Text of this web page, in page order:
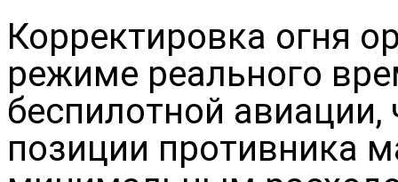
Корректировка огня
режиме реального
беспилотной авиации,
позиции противника